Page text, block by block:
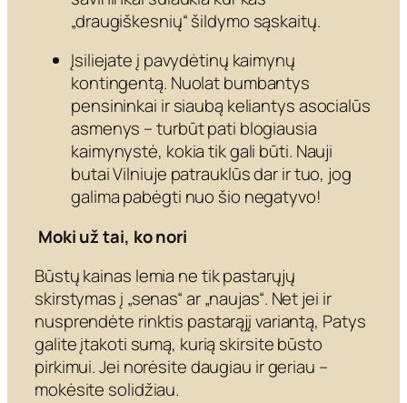
„draugiškesnių“ šildymo sąskaitų.
Įsiliejate į pavydėtinų kaimynų
kontingentą. Nuolat bumbantys
pensininkai ir siaubą keliantys asocialūs
asmenys – turbūt pati blogiausia
kaimynystė, kokia tik gali būti. Nauji
butai Vilniuje patrauklūs dar ir tuo, jog
galima pabėgti nuo šio negatyvo!
Moki už tai, ko nori
Būstų kainas lemia ne tik pastarųjų
skirstymas į „senas“ ar „naujas“. Net jei ir
nusprendėte rinktis pastarąjį variantą, Patys
galite įtakoti sumą, kurią skirsite būsto
pirkimui. Jei norėsite daugiau ir geriau –
mokėsite solidžiau.